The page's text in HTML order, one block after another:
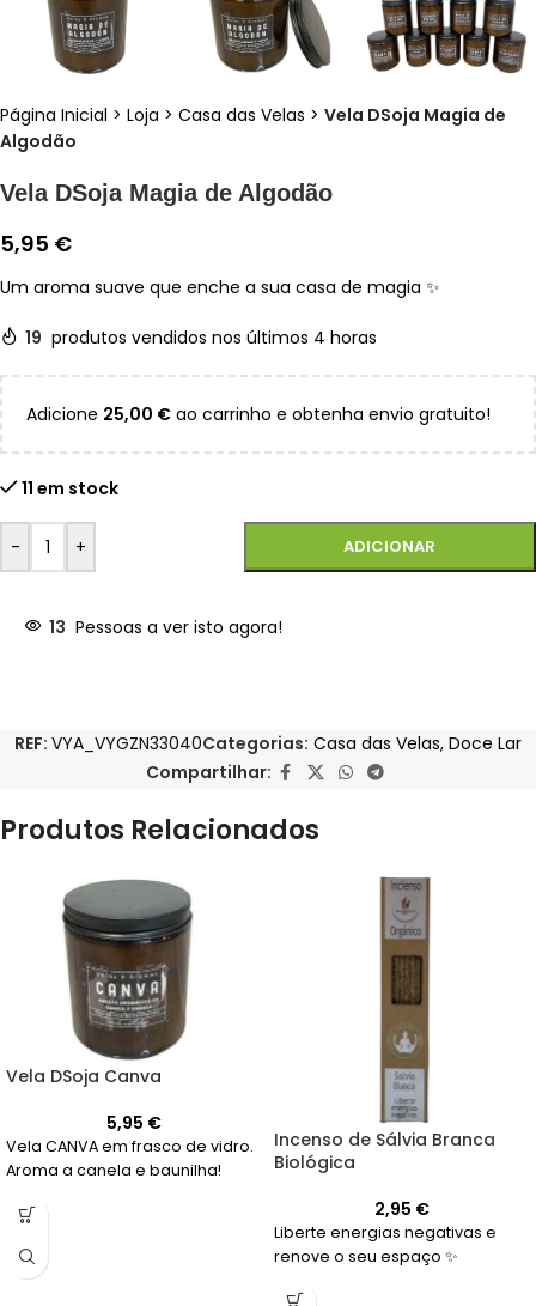
Página Inicial > Loja > Casa das Velas > Vela DSoja Magia de
Algodão
Vela DSoja Magia de Algodão
5,95 €
Um aroma suave que enche a sua casa de magia ✨
19 produtos vendidos nos últimos 4 horas
Adicione 25,00 € ao carrinho e obtenha envio gratuito!
11 em stock
- + ADICIONAR
13 Pessoas a ver isto agora!
REF: VYA_VYGZN33040Categorias: Casa das Velas, Doce Lar
Compartilhar:
Produtos Relacionados
Vela DSoja Canva
5,95 €
Vela CANVA em frasco de vidro.
Aroma a canela e baunilha!
Incenso de Sálvia Branca
Biológica
2,95 €
Liberte energias negativas e
renove o seu espaço ✨